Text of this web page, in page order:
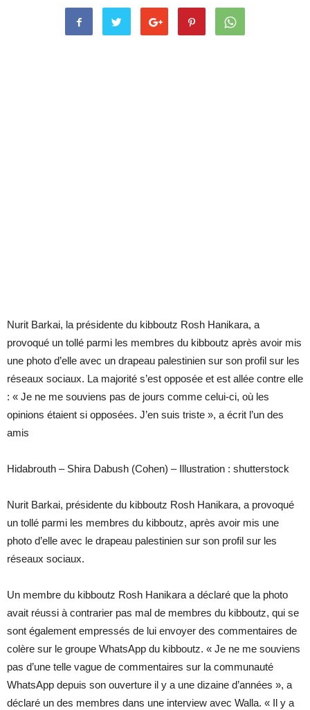
Nurit Barkai, la présidente du kibboutz Rosh Hanikara, a
provoqué un tollé parmi les membres du kibboutz après avoir mis
une photo d’elle avec un drapeau palestinien sur son profil sur les
réseaux sociaux. La majorité s’est opposée et est allée contre elle
: « Je ne me souviens pas de jours comme celui-ci, où les
opinions étaient si opposées. J’en suis triste », a écrit l’un des
amis
Hidabrouth – Shira Dabush (Cohen) – Illustration : shutterstock
Nurit Barkai, présidente du kibboutz Rosh Hanikara, a provoqué
un tollé parmi les membres du kibboutz, après avoir mis une
photo d’elle avec le drapeau palestinien sur son profil sur les
réseaux sociaux.
Un membre du kibboutz Rosh Hanikara a déclaré que la photo
avait réussi à contrarier pas mal de membres du kibboutz, qui se
sont également empressés de lui envoyer des commentaires de
colère sur le groupe WhatsApp du kibboutz. « Je ne me souviens
pas d’une telle vague de commentaires sur la communauté
WhatsApp depuis son ouverture il y a une dizaine d’années », a
déclaré un des membres dans une interview avec Walla. « Il y a